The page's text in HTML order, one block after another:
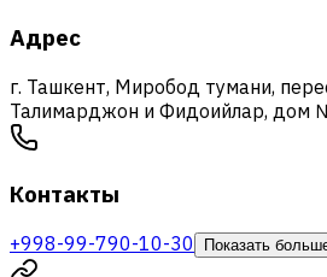
Адрес
г. Ташкент, Миробод тумани,
Талимарджон и Фидоийлар, дом
Контакты
+998-99-790-10-30 Показать